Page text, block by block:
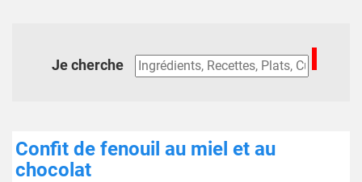
Je cherche
Confit de fenouil au miel et au
chocolat